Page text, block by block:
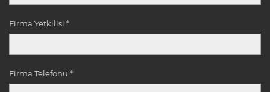
Firma Yetkilisi *
Firma Telefonu *